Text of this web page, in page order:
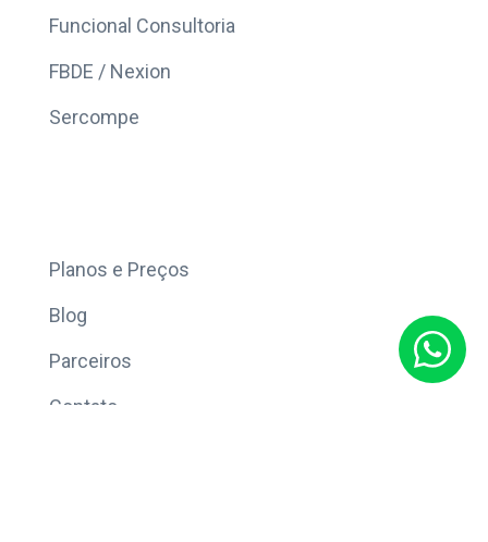
Funcional Consultoria
FBDE / Nexion
Sercompe
Planos e Preços
Blog
Parceiros
Contato